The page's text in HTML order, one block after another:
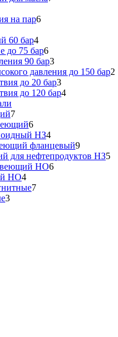
на пар6
60 бар4
до 75 бар6
90 бар3
давления до 150 бар2
до 20 бар3
до 120 бар4
7
6
НЗ4
фланцевый9
для нефтепродуктов НЗ5
НО6
НО4
7
3